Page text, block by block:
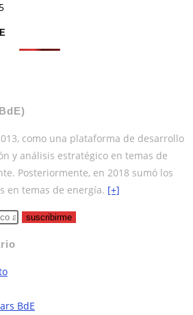
como una plataforma de desarrollo
y análisis estratégico en temas de
Posteriormente, en 2018 sumó los
en temas de energía. [+]
suscribirme
BdE